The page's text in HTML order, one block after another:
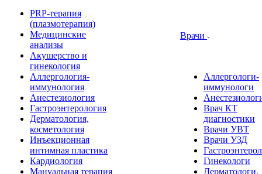
PRP-терапия
(плазмотерапия)
Медицинские
анализы
Акушерство и
гинекология
Аллергология-
иммунология
Анестезиология
Гастроэнтерология
Дерматология,
косметология
Инъекционная
интимная пластика
Кардиология
Мануальная терапия
Врачи
Аллергологи-
иммунологи
Врач КТ
диагностики
Врачи УВТ
Врачи УЗД
Гинекологи
Дерматологи,